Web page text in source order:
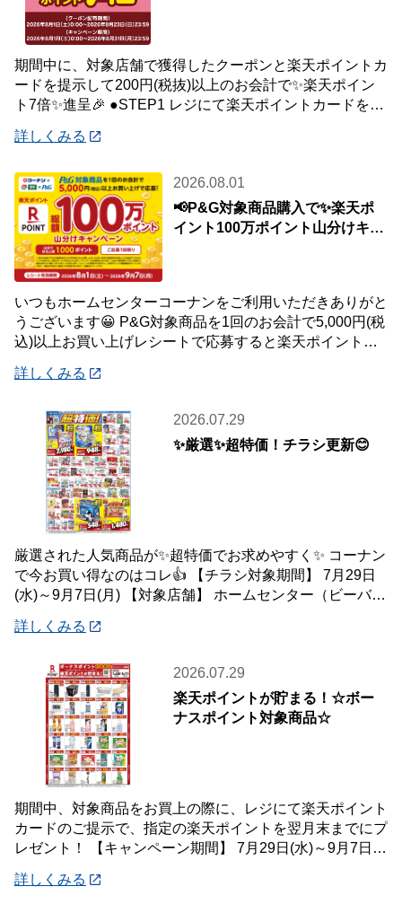
期間中に、対象店舗で獲得したクーポンと楽天ポイントカ
ードを提示して200円(税抜)以上のお会計で✨楽天ポイン
ト7倍✨進呈🎉 ●STEP1 レジにて楽天ポイントカードを提
詳しくみる
2026.08.01
📢P&G対象商品購入で✨楽天ポ
イント100万ポイント山分けキャ
いつもホームセンターコーナンをご利用いただきありがと
うございます😀 P&G対象商品を1回のお会計で5,000円(税
込)以上お買い上げレシートで応募すると楽天ポイント総
詳しくみる
2026.07.29
✨厳選✨超特価！チラシ更新😊
厳選された人気商品が✨超特価でお求めやすく✨ コーナン
で今お買い得なのはコレ👍 【チラシ対象期間】 7月29日
(水)～9月7日(月) 【対象店舗】 ホームセンター（ビーバー
詳しくみる
2026.07.29
楽天ポイントが貯まる！☆ボー
ナスポイント対象商品☆
期間中、対象商品をお買上の際に、レジにて楽天ポイント
カードのご提示で、指定の楽天ポイントを翌月末までにプ
レゼント！ 【キャンペーン期間】 7月29日(水)～9月7日
詳しくみる